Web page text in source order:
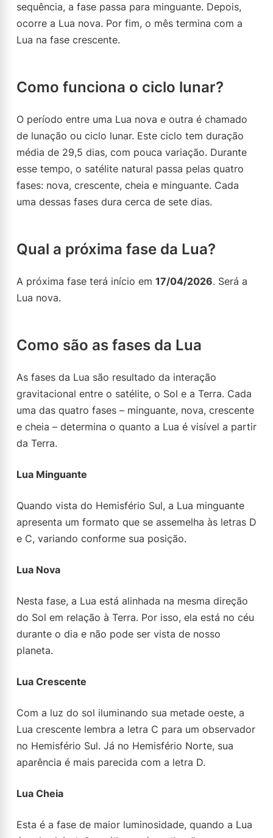
sequência, a fase passa para minguante. Depois,
ocorre a Lua nova. Por fim, o mês termina com a
Lua na fase crescente.
Como funciona o ciclo lunar?
O período entre uma Lua nova e outra é chamado
de lunação ou ciclo lunar. Este ciclo tem duração
média de 29,5 dias, com pouca variação. Durante
esse tempo, o satélite natural passa pelas quatro
fases: nova, crescente, cheia e minguante. Cada
uma dessas fases dura cerca de sete dias.
Qual a próxima fase da Lua?
A próxima fase terá início em 17/04/2026. Será a
Lua nova.
Como são as fases da Lua
As fases da Lua são resultado da interação
gravitacional entre o satélite, o Sol e a Terra. Cada
uma das quatro fases – minguante, nova, crescente
e cheia – determina o quanto a Lua é visível a partir
da Terra.
Lua Minguante
Quando vista do Hemisfério Sul, a Lua minguante
apresenta um formato que se assemelha às letras D
e C, variando conforme sua posição.
Lua Nova
Nesta fase, a Lua está alinhada na mesma direção
do Sol em relação à Terra. Por isso, ela está no céu
durante o dia e não pode ser vista de nosso
planeta.
Lua Crescente
Com a luz do sol iluminando sua metade oeste, a
Lua crescente lembra a letra C para um observador
no Hemisfério Sul. Já no Hemisfério Norte, sua
aparência é mais parecida com a letra D.
Lua Cheia
Esta é a fase de maior luminosidade, quando a Lua